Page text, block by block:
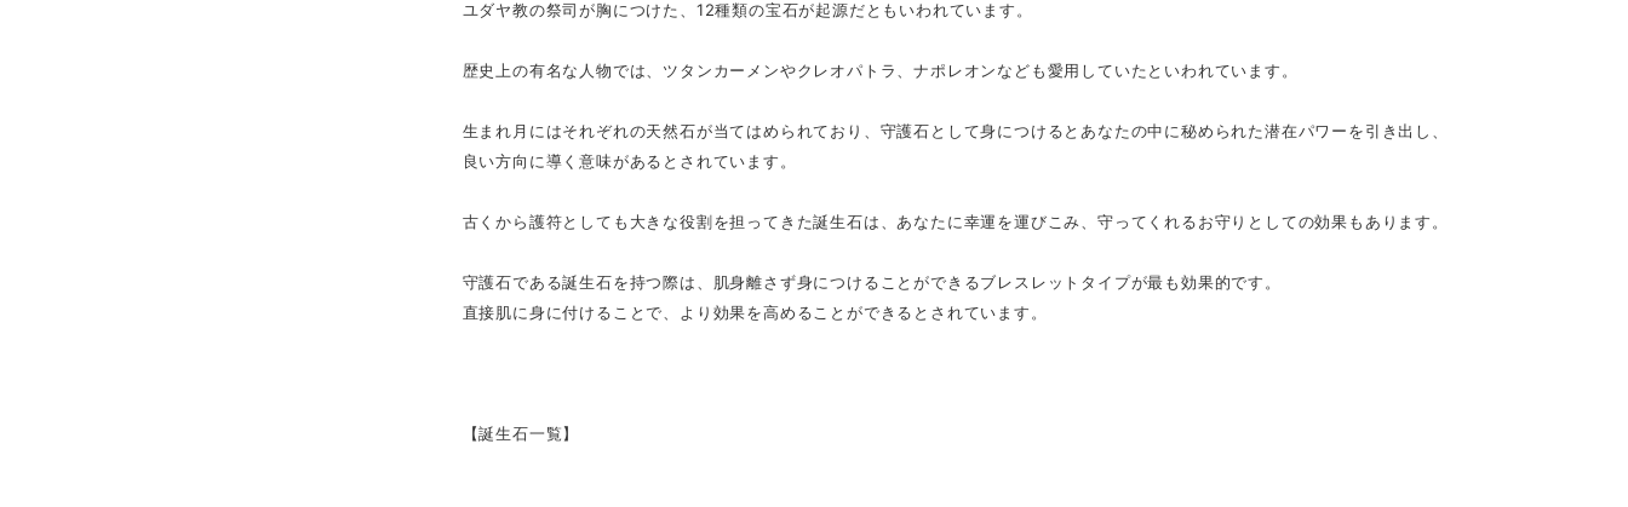
ユダヤ教の祭司が胸につけた、12種類の宝石が起源だともいわれています。
歴史上の有名な人物では、ツタンカーメンやクレオパトラ、ナポレオンなども愛用していたといわれています。
生まれ月にはそれぞれの天然石が当てはめられており、守護石として身につけるとあなたの中に秘められた潜在パワーを引き出し、
良い方向に導く意味があるとされています。
古くから護符としても大きな役割を担ってきた誕生石は、あなたに幸運を運びこみ、守ってくれるお守りとしての効果もあります。
守護石である誕生石を持つ際は、肌身離さず身につけることができるブレスレットタイプが最も効果的です。
直接肌に身に付けることで、より効果を高めることができるとされています。
【誕生石一覧】